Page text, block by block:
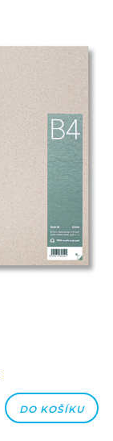
DO KOŠÍKU